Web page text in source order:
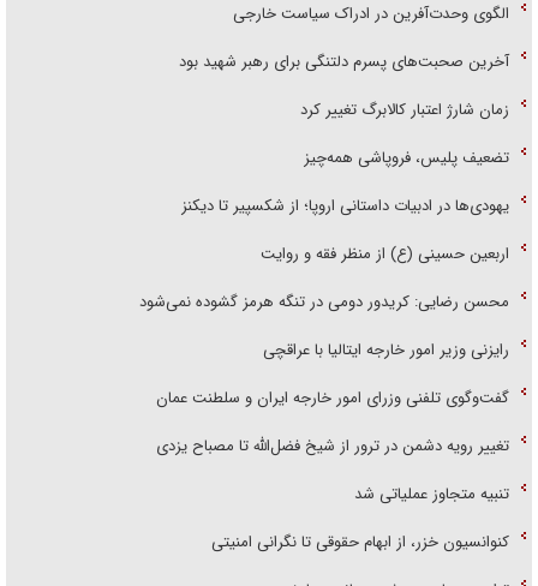
الگوی وحدت‌آفرین در ادراک سیاست خارجی
آخرین صحبت‌های پسرم دلتنگی برای رهبر شهید بود
زمان شارژ اعتبار کالابرگ تغییر کرد
تضعیف پلیس، فروپاشی همه‌چیز
یهودی‌ها در ادبیات داستانی اروپا؛ از شکسپیر تا دیکنز
اربعین حسینی (ع) از منظر فقه و روایت
محسن رضایی: کریدور دومی در تنگه هرمز گشوده نمی‌شود
رایزنی وزیر امور خارجه ایتالیا با عراقچی
گفت‌وگوی تلفنی وزرای امور خارجه ایران و سلطنت عمان
تغییر رویه دشمن در ترور از شیخ فضل‌الله تا مصباح یزدی
تنبیه متجاوز عملیاتی شد
کنوانسیون خزر، از ابهام حقوقی تا نگرانی امنیتی